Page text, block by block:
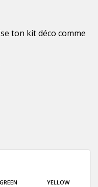
ton kit déco comme
GREEN YELLOW